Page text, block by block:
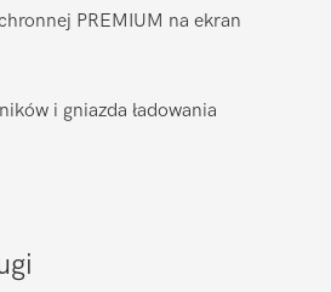
PREMIUM na ekran
i gniazda ładowania